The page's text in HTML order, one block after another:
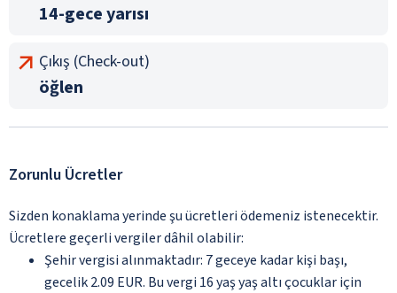
14-gece yarısı
Çıkış (Check-out)
öğlen
Zorunlu Ücretler
Sizden konaklama yerinde şu ücretleri ödemeniz istenecektir.
Ücretlere geçerli vergiler dâhil olabilir:
Şehir vergisi alınmaktadır: 7 geceye kadar kişi başı,
gecelik 2.09 EUR. Bu vergi 16 yaş yaş altı çocuklar için